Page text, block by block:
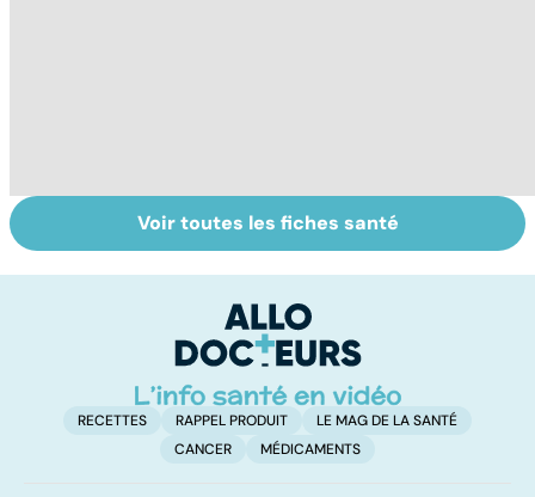
HPV : tout savoir
sur les
La tuberculose
pulmonaire
Voir toutes les fiches santé
RECETTES RAPPEL PRODUIT
LE MAG DE LA SANTÉ
CANCER
MÉDICAMENTS